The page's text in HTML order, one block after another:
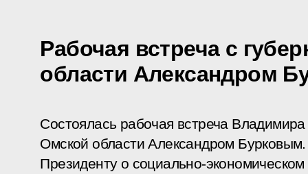
Рабочая встреча с
области Александром
Состоялась рабочая встреча
Омской области Александром
Президенту о социально-